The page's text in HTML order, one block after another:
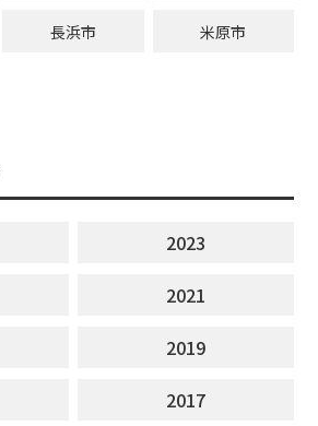
長浜市 米原市
2023
2021
2019
2017